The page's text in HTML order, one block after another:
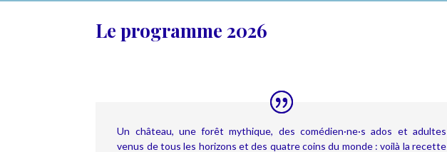
Le programme 2026
Un château, une forêt mythique, des comédien·ne·s ados et adultes
venus de tous les horizons et des quatre coins du monde : voilà la recette